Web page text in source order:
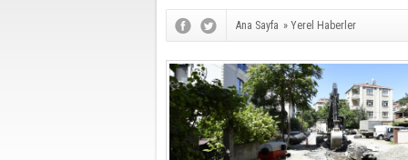
Ana Sayfa » Yerel Haberler